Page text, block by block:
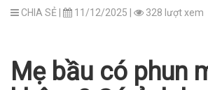
CHIA SẺ | 11/12/2025 | 328 lượt xem
Mẹ bầu có phun